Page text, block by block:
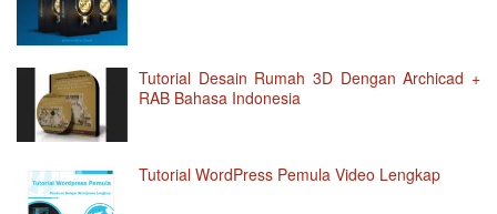
Tutorial Desain Rumah 3D Dengan Archicad +
RAB Bahasa Indonesia
Tutorial WordPress Pemula Video Lengkap